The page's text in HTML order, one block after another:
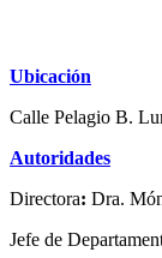
Ubicación
Calle Pelagio B.
Autoridades
Directora: Dra.
Jefe de